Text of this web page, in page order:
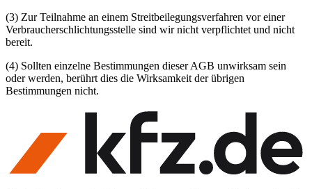
(3) Zur Teilnahme an einem Streitbeilegungsverfahren vor einer
Verbraucherschlichtungsstelle sind wir nicht verpflichtet und nicht
bereit.
(4) Sollten einzelne Bestimmungen dieser AGB unwirksam sein
oder werden, berührt dies die Wirksamkeit der übrigen
Bestimmungen nicht.